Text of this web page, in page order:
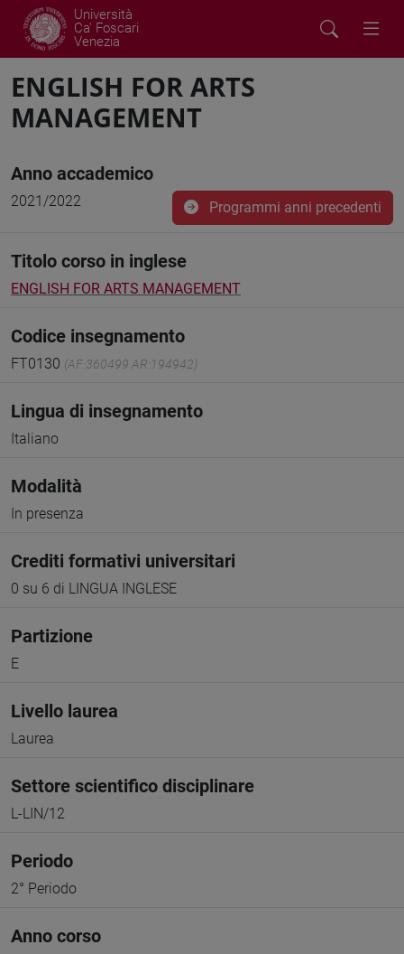
Università
Ca' Foscari
Venezia
ENGLISH FOR ARTS
MANAGEMENT
Anno accademico
2021/2022 Programmi anni precedenti
Titolo corso in inglese
ENGLISH FOR ARTS MANAGEMENT
Codice insegnamento
FT0130 (AF:360499 AR:194942)
Lingua di insegnamento
Italiano
Modalità
In presenza
Crediti formativi universitari
0 su 6 di LINGUA INGLESE
Partizione
E
Livello laurea
Laurea
Settore scientifico disciplinare
L-LIN/12
Periodo
2° Periodo
Anno corso